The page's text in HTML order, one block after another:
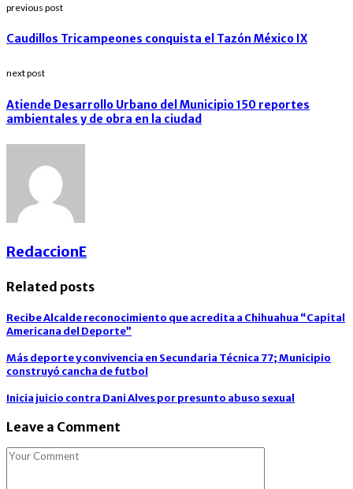
previous post
Caudillos Tricampeones conquista el Tazón México IX
next post
Atiende Desarrollo Urbano del Municipio 150 reportes
ambientales y de obra en la ciudad
RedaccionE
Related posts
Recibe Alcalde reconocimiento que acredita a Chihuahua “Capital
Americana del Deporte”
Más deporte y convivencia en Secundaria Técnica 77; Municipio
construyó cancha de futbol
Inicia juicio contra Dani Alves por presunto abuso sexual
Leave a Comment